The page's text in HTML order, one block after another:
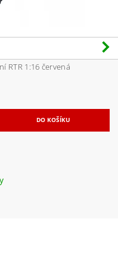
RTR 1:16 červená